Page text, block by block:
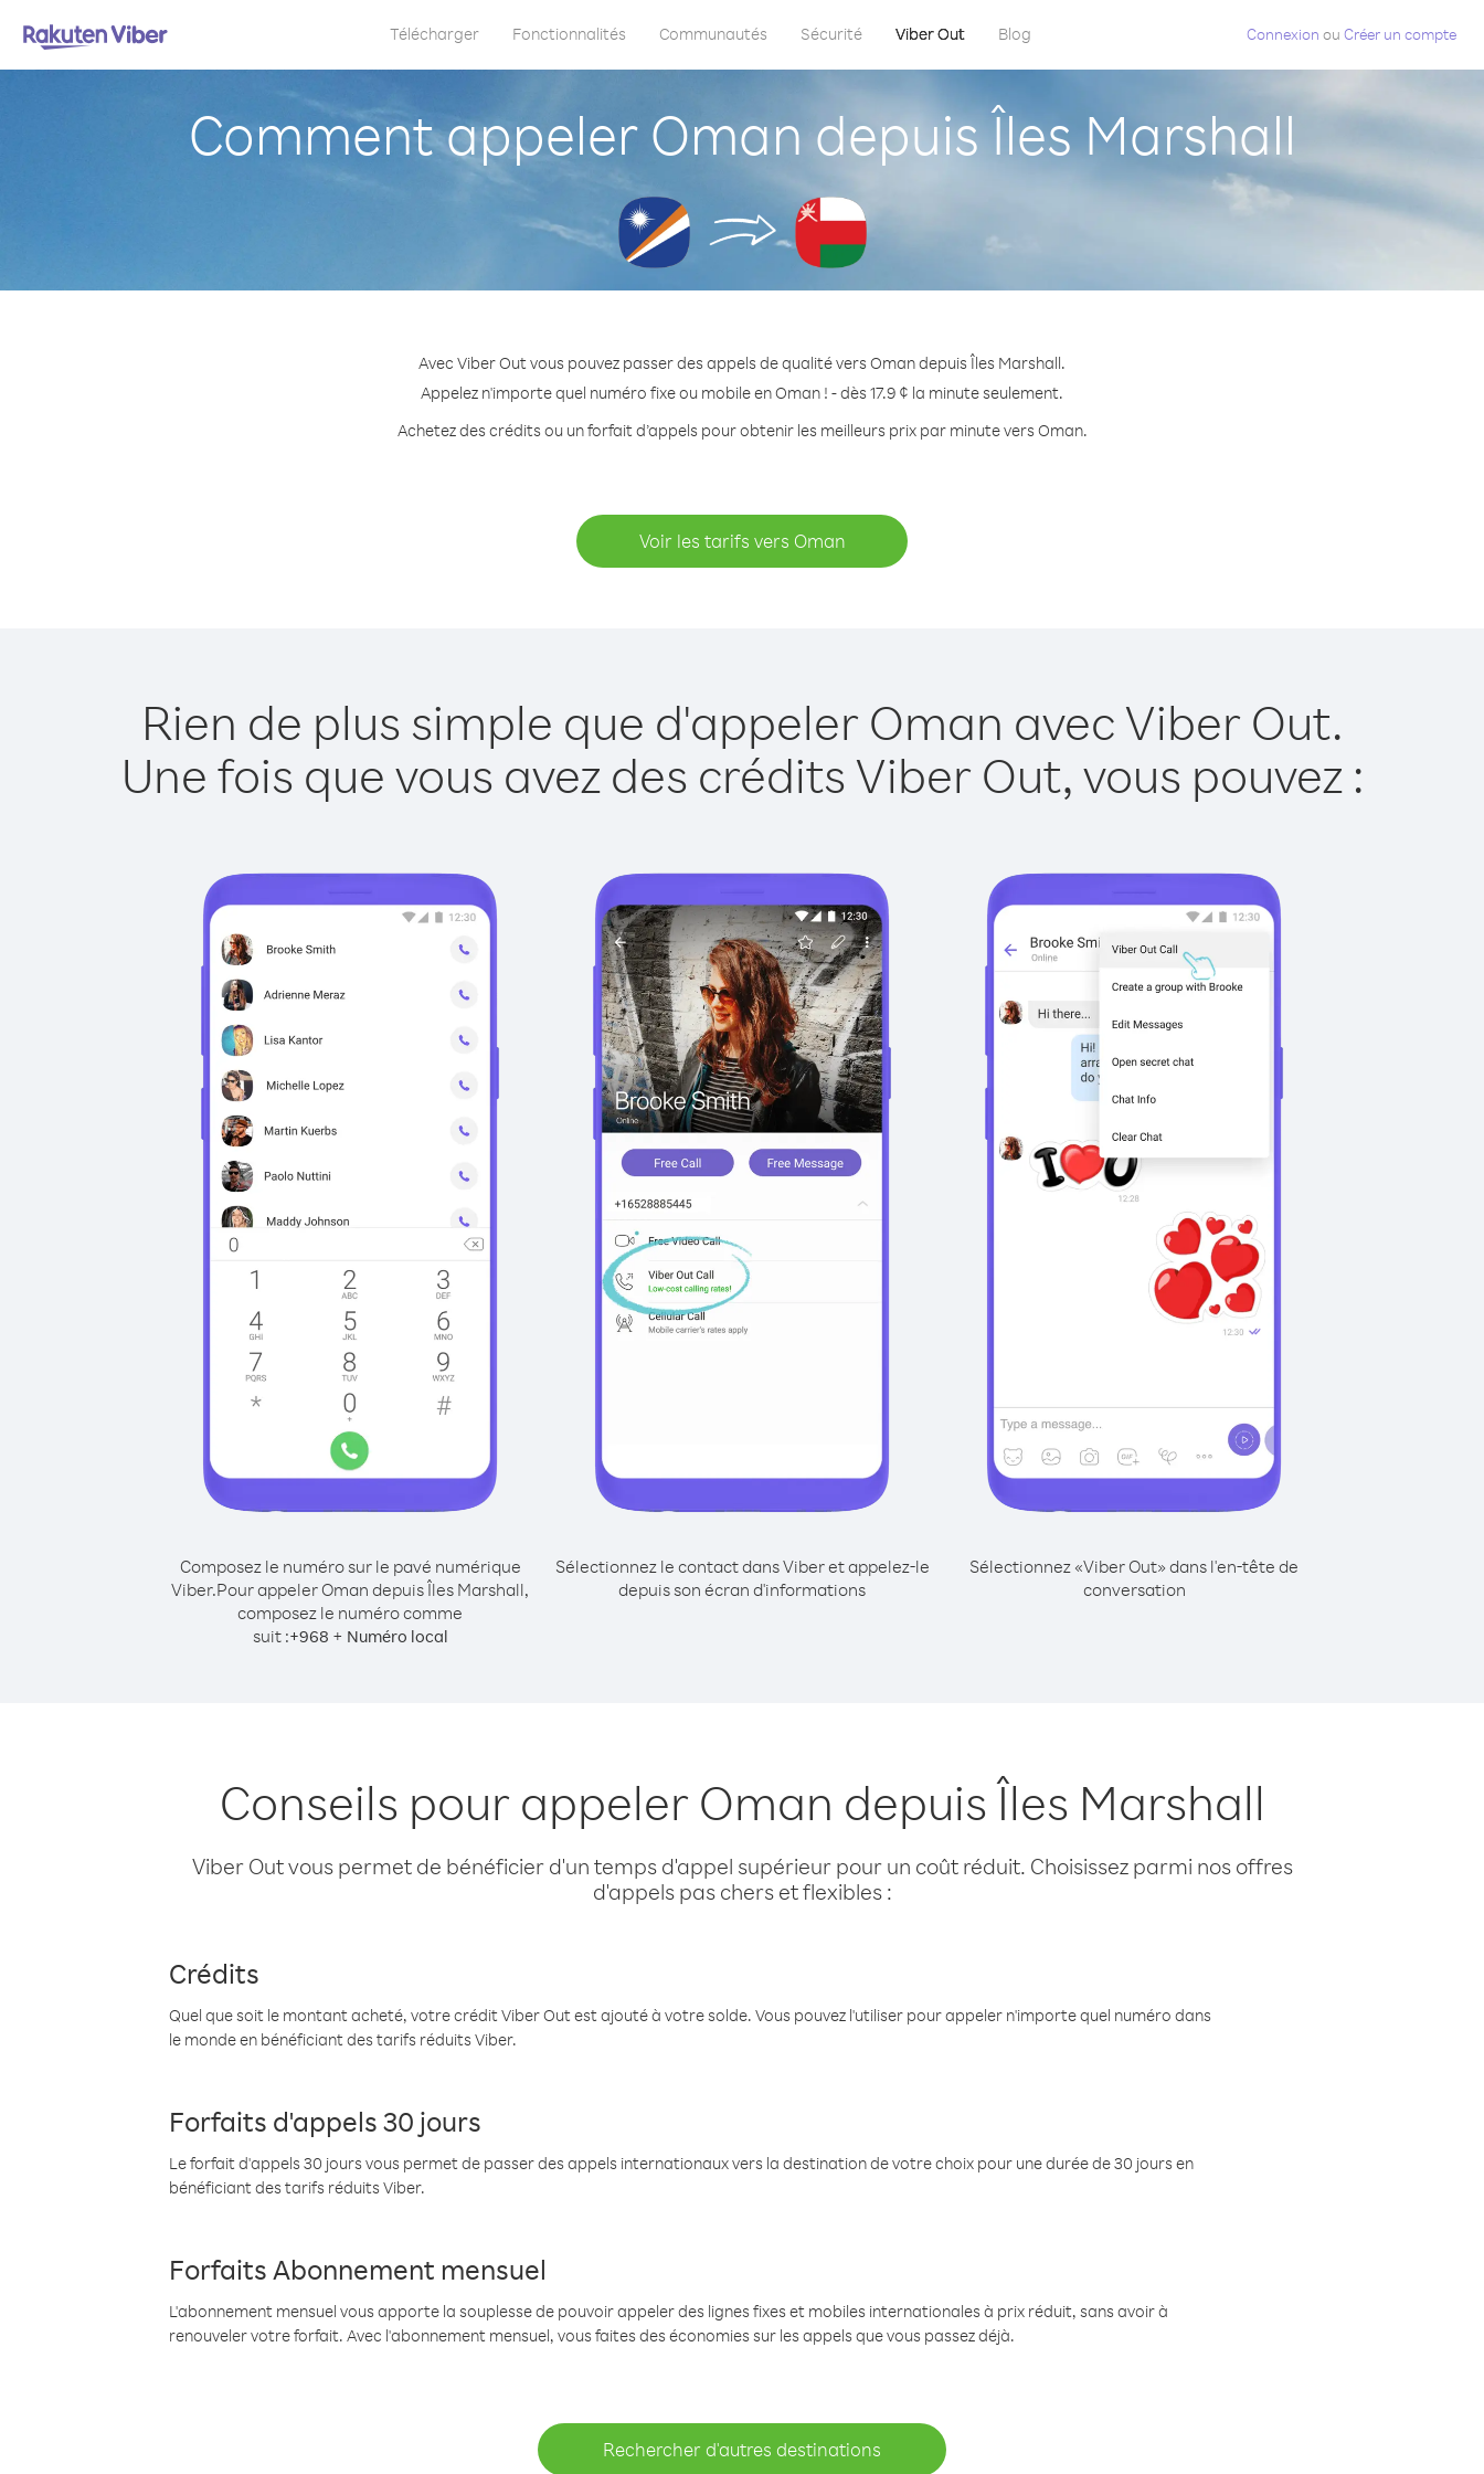
Télécharger Fonctionnalités Communautés Sécurité Viber Out Blog Connexion ou Créer un compte
Comment appeler Oman depuis Îles Marshall
Avec Viber Out vous pouvez passer des appels de qualité vers Oman depuis Îles Marshall.
Appelez n'importe quel numéro fixe ou mobile en Oman ! - dès 17.9 ¢ la minute seulement.
Achetez des crédits ou un forfait d’appels pour obtenir les meilleurs prix par minute vers Oman.
Voir les tarifs vers Oman
Rien de plus simple que d'appeler Oman avec Viber Out.
Une fois que vous avez des crédits Viber Out, vous pouvez :
Composez le numéro sur le pavé numérique
Viber.Pour appeler Oman depuis Îles Marshall,
composez le numéro comme
suit :+968 + Numéro local
Sélectionnez le contact dans Viber et appelez-le
depuis son écran d'informations
Sélectionnez «Viber Out» dans l'en-tête de
conversation
Conseils pour appeler Oman depuis Îles Marshall
Viber Out vous permet de bénéficier d'un temps d'appel supérieur pour un coût réduit. Choisissez parmi nos offres
d'appels pas chers et flexibles :
Crédits
Quel que soit le montant acheté, votre crédit Viber Out est ajouté à votre solde. Vous pouvez l'utiliser pour appeler n'importe quel numéro dans
le monde en bénéficiant des tarifs réduits Viber.
Forfaits d'appels 30 jours
Le forfait d'appels 30 jours vous permet de passer des appels internationaux vers la destination de votre choix pour une durée de 30 jours en
bénéficiant des tarifs réduits Viber.
Forfaits Abonnement mensuel
L'abonnement mensuel vous apporte la souplesse de pouvoir appeler des lignes fixes et mobiles internationales à prix réduit, sans avoir à
renouveler votre forfait. Avec l'abonnement mensuel, vous faites des économies sur les appels que vous passez déjà.
Rechercher d'autres destinations